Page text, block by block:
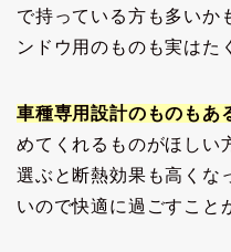
で持っている方も多いか
ンドウ用のものも実はた
車種専用設計のものもあ
めてくれるものがほしい
選ぶと断熱効果も高くな
いので快適に過ごすこと